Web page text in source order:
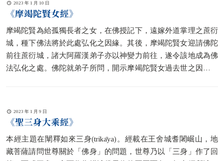
2023 年 1 月 10 日
《摩竭陀賢女經》
摩竭陀賢為給孤獨長者之女，在佛授記下，遠嫁外道掌理之蔗衍
城，種下佛法將於此處弘化之因緣。其後，摩竭陀賢女迎請佛陀
前往蔗衍城，諸大阿羅漢弟子亦以神變力前往，遂令該地成為佛
法弘化之處。佛陀就弟子所問，開示摩竭陀賢女過去世之因緣，
2023 年 1 月 9 日
《聖三身大乘經》
本經主題在闡釋如來三身(trikāya)。經載在王舍城耆闍崛山，地
藏菩薩請問世尊關於「佛身」的問題，世尊乃以「三身」作了回